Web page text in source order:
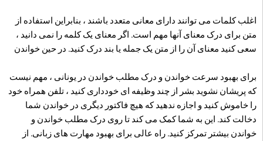
اغلب کلمات می توانند دارای معانی متعدد باشند ، بنابراین استفاده از
متن برای درک معنای آنها مهم است. اگر معنای یک کلمه را نمی دانید ،
سعی کنید معنای آن را از متن یک جمله یا بند درک کنید. در حین خواندن
برای بهبود سرعت خواندن و درک مطلب خواندن در یونانی ، مهم نیست
که پریشان نشوید بشر از چند وظیفه ای خودداری کنید ، تلفن همراه خود
را خاموش کنید و اجازه ندهید که هیچ فاکتور دیگری در خواندن شما
دخالت کند. این به شما کمک می کند تا روی درک مطلب خواندن و
خواندن بیشتر تمرکز کنید. راه عالی برای بهبود مهارت های زبانی. از